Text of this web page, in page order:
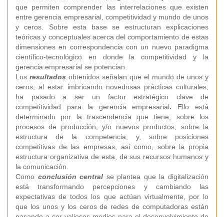
que permiten comprender las interrelaciones que existen
entre gerencia empresarial, competitividad y mundo de unos
y ceros. Sobre esta base se estructuran explicaciones
teóricas y conceptuales acerca del comportamiento de estas
dimensiones en correspondencia con un nuevo paradigma
científico-tecnológico en donde la competitividad y la
gerencia empresarial se potencian.
Los resultados obtenidos señalan que el mundo de unos y
ceros, al estar imbricando novedosas prácticas culturales,
ha pasado a ser un factor estratégico clave de
competitividad para la gerencia empresarial. Ello está
determinado por la trascendencia que tiene, sobre los
procesos de producción, y/o nuevos productos, sobre la
estructura de la competencia, y, sobre posiciones
competitivas de las empresas, así como, sobre la propia
estructura organizativa de esta, de sus recursos humanos y
la comunicación.
Como conclusión central se plantea que la digitalización
está transformando percepciones y cambiando las
expectativas de todos los que actúan virtualmente, por lo
que los unos y los ceros de redes de computadoras están